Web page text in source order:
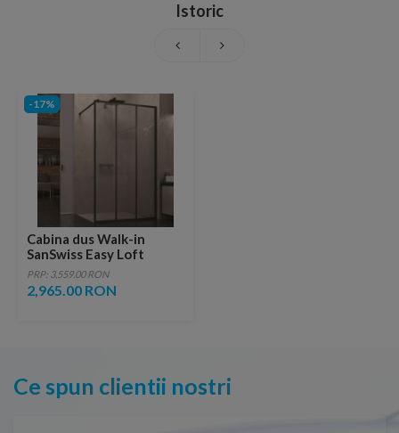
Istoric
-17%
Cabina dus Walk-in
SanSwiss Easy Loft
Industrie, 120 x H200 cm,
profil negru mat
PRP: 3,559.00 RON
2,965.00 RON
Ce spun clientii nostri